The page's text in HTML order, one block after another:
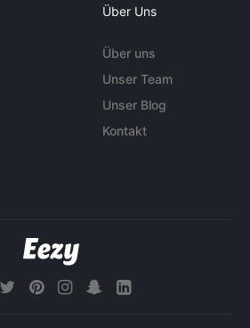
Über Uns
Über uns
Unser Team
Unser Blog
Kontakt